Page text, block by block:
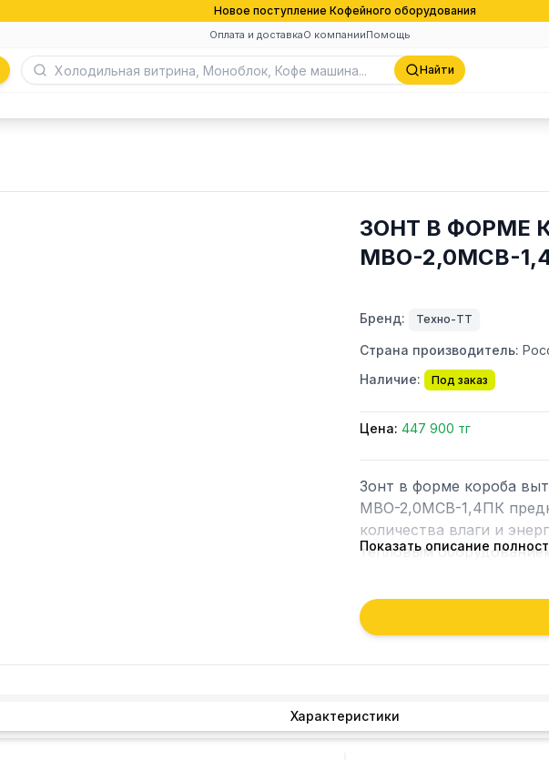
Новое поступление Кофейного оборудования
Оплата и доставкаО компанииПомощь
Найти
ЗОНТ В ФОРМЕ
МВО-2,0МСВ-
Бренд: Техно-ТТ
Страна производитель:
Наличие:
Под заказ
Цена: 447 900 тг
Зонт в форме короба
МВО-2,0МСВ-1,4ПК
количества влаги и
тепловым
Кроме того, зонт
которые в противном
утвари. Поэтому это
и защищает сотрудников
Показать описание
Характеристики